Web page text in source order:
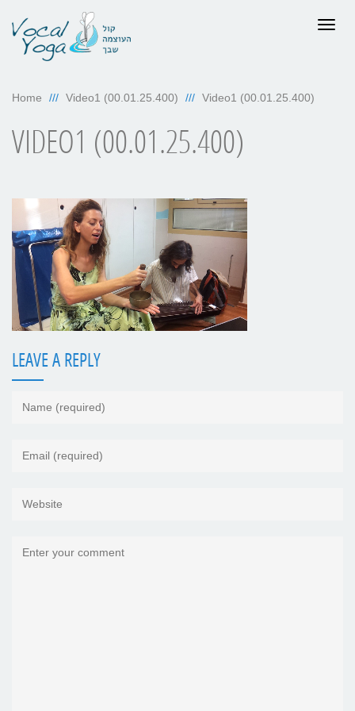
Home Video1 (00.01.25.400) Video1 (00.01.25.400)
VIDEO1 (00.01.25.400)
LEAVE A REPLY